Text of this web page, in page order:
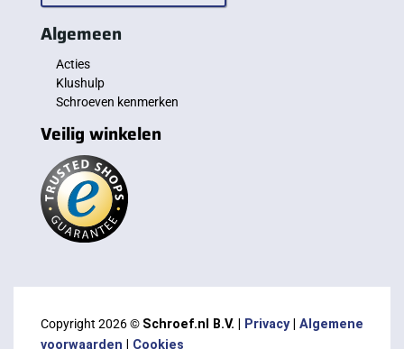
Algemeen
Acties
Klushulp
Schroeven kenmerken
Veilig winkelen
Copyright 2026 © Schroef.nl B.V. | Privacy| Algemene
voorwaarden
Cookies